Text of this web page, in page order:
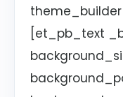
[et_pb_text